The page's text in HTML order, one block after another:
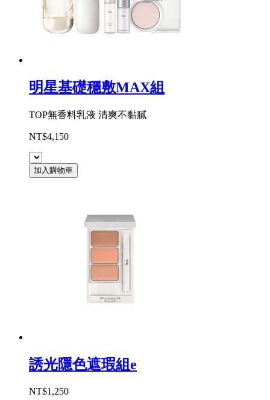
明星基礎穩敷MAX組
TOP無香料乳液 清爽不黏膩
NT$4,150
加入購物車
誘光隱色遮瑕組e
NT$1,250